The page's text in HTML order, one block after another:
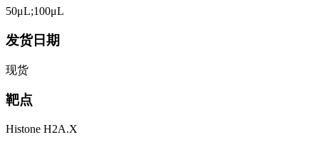
50μL;100μL
发货日期
现货
靶点
Histone H2A.X